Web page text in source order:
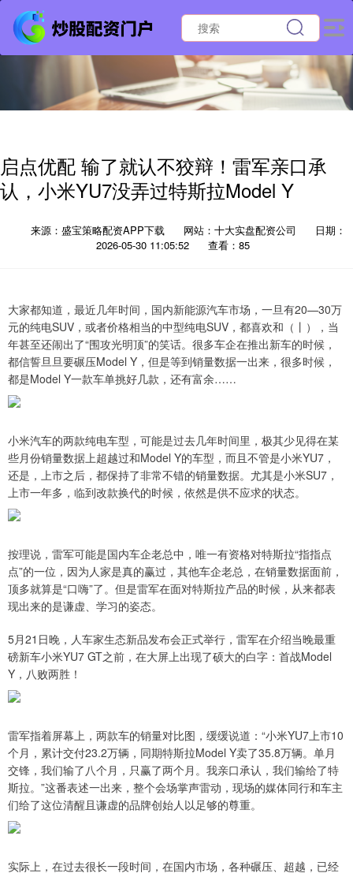
启点优配 输了就认不狡辩！雷军亲口承
认，小米YU7没弄过特斯拉Model Y
来源：盛宝策略配资APP下载 网站：十大实盘配资公司
日期：
2026-05-30 11:05:52
查看：85
大家都知道，最近几年时间，国内新能源汽车市场，一旦有20—30万
元的纯电SUV，或者价格相当的中型纯电SUV，都喜欢和（丨），当
年甚至还闹出了“围攻光明顶”的笑话。很多车企在推出新车的时候，
都信誓旦旦要碾压Model Y，但是等到销量数据一出来，很多时候，
都是Model Y一款车单挑好几款，还有富余……
小米汽车的两款纯电车型，可能是过去几年时间里，极其少见得在某
些月份销量数据上超越过和Model Y的车型，而且不管是小米YU7，
还是，上市之后，都保持了非常不错的销量数据。尤其是小米SU7，
上市一年多，临到改款换代的时候，依然是供不应求的状态。
按理说，雷军可能是国内车企老总中，唯一有资格对特斯拉“指指点
点”的一位，因为人家是真的赢过，其他车企老总，在销量数据面前，
顶多就算是“口嗨”了。但是雷军在面对特斯拉产品的时候，从来都表
现出来的是谦虚、学习的姿态。
5月21日晚，人车家生态新品发布会正式举行，雷军在介绍当晚最重
磅新车小米YU7 GT之前，在大屏上出现了硕大的白字：首战Model
Y，八败两胜！
雷军指着屏幕上，两款车的销量对比图，缓缓说道：“小米YU7上市10
个月，累计交付23.2万辆，同期特斯拉Model Y卖了35.8万辆。单月
交锋，我们输了八个月，只赢了两个月。我亲口承认，我们输给了特
斯拉。”这番表述一出来，整个会场掌声雷动，现场的媒体同行和车主
们给了这位清醒且谦虚的品牌创始人以足够的尊重。
实际上，在过去很长一段时间，在国内市场，各种碾压、超越，已经